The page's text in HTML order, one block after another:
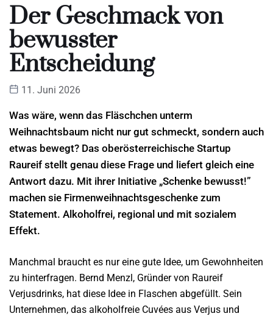
Der Geschmack von
bewusster
Entscheidung
11. Juni 2026
Was wäre, wenn das Fläschchen unterm
Weihnachtsbaum nicht nur gut schmeckt, sondern auch
etwas bewegt? Das oberösterreichische Startup
Raureif stellt genau diese Frage und liefert gleich eine
Antwort dazu. Mit ihrer Initiative „Schenke bewusst!”
machen sie Firmenweihnachtsgeschenke zum
Statement. Alkoholfrei, regional und mit sozialem
Effekt.
Manchmal braucht es nur eine gute Idee, um Gewohnheiten
zu hinterfragen. Bernd Menzl, Gründer von Raureif
Verjusdrinks, hat diese Idee in Flaschen abgefüllt. Sein
Unternehmen, das alkoholfreie Cuvées aus Verjus und